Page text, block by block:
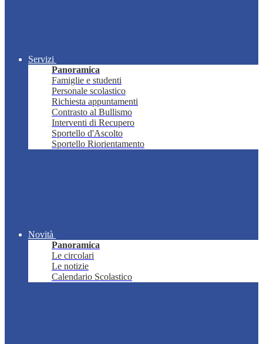
Servizi
Panoramica
Famiglie e studenti
Personale scolastico
Richiesta appuntamenti
Contrasto al Bullismo
Interventi di Recupero
Sportello d'Ascolto
Sportello Riorientamento
Novità
Panoramica
Le circolari
Le notizie
Calendario Scolastico